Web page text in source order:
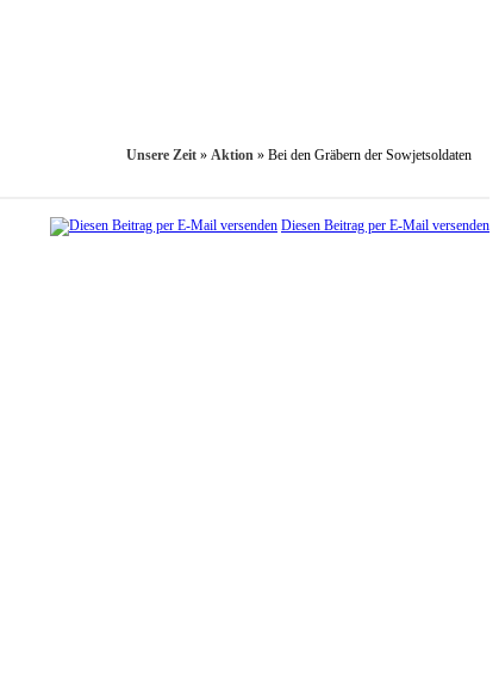
Unsere Zeit » Aktion » Bei den Gräbern der Sowjetsoldaten
Diesen Beitrag per E-Mail versenden